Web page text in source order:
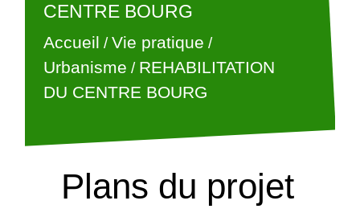
CENTRE BOURG
Accueil /Vie pratique /
Urbanisme / REHABILITATION
DU CENTRE BOURG
Plans du projet